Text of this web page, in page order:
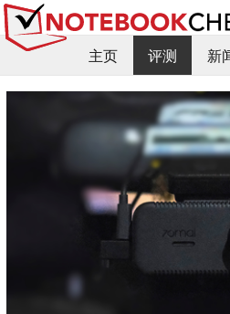
主页 评测
新
FAQ / 小提示/ 技术参数
资料